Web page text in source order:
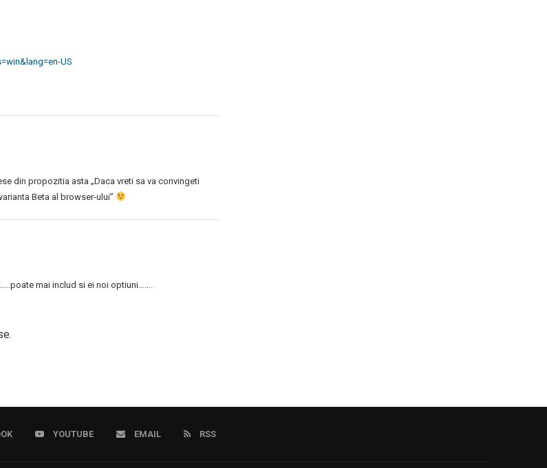
US
din propozitia asta „Daca vreti sa va convingeti
Beta al browser-ului”
mai includ si ei noi optiuni…….
YOUTUBE EMAIL RSS